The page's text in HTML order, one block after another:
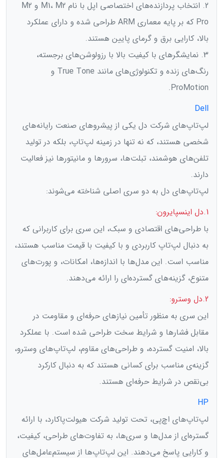
2. انتخاب پردازنده‌های اختصاصی اپل با نام M1، M2 و M2
Pro که بر پایه معماری ARM طراحی شده و دارای عملکرد
بالا، کارایی برق و گرمای پایین هستند.
3. نمایشگرهای با کیفیت بالا با رزولوشن‌های برجسته،
رنگ‌های زنده و تکنولوژی‌های مانند True Tone و
ProMotion.
Dell
لپ‌تاپ‌های شرکت دل یکی از پیشروهای صنعت رایانه‌های
شخصی هستند، که نه تنها در زمینه لپ‌تاپ، بلکه در تولید
تلفن‌های هوشمند، تبلت‌ها، سرورها و مانیتورها نیز فعالیت
دارند.
لپ‌تاپ‌های دل به دو سری اصلی شناخته می‌شوند:
1.دل اینسپایرون:
با طراحی‌های اقتصادی و سبک، این سری برای کاربرانی که
به دنبال لپ‌تاپ کاربردی و با کیفیت با قیمت مناسب هستند،
مناسب است. این مدل‌ها با اندازه‌ها، امکانات، و پورت‌های
متنوع، گزینه‌های گسترده‌ای را ارائه می‌دهند.
2.دل وسترو:
این سری به منظور تأمین نیازهای حرفه‌ای و مقاومت در
مقابل فشارها و شرایط سخت طراحی شده است. با عملکرد
بالا، امنیت گسترده، و طراحی‌های مقاوم، لپ‌تاپ‌های وسترو،
گزینه‌ی مناسب برای کسانی هستند که به دنبال کارکرد
بی‌نقص در شرایط حرفه‌ای هستند.
HP
لپ‌تاپ‌های اچ‌پی، تحت تولید شرکت هیولت‌پاکارد، با ارائه
گستره‌ای از مدل‌ها و سری‌ها، به تفاوت‌های طراحی، کیفیت،
و کارایی پاسخ می‌دهند. این لپ‌تاپ‌ها از سیستم‌عامل‌های